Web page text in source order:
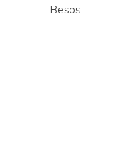
Besos